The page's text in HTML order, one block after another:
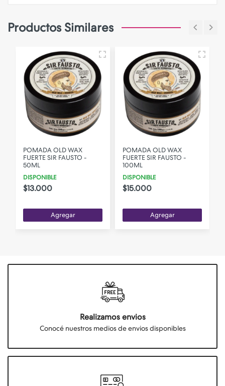
Productos Similares
POMADA OLD WAX
FUERTE SIR FAUSTO -
50ML
DISPONIBLE
$13.000
Agregar
POMADA OLD WAX
FUERTE SIR FAUSTO -
100ML
DISPONIBLE
$15.000
Agregar
Realizamos envios
Conocé nuestros medios de envios disponibles